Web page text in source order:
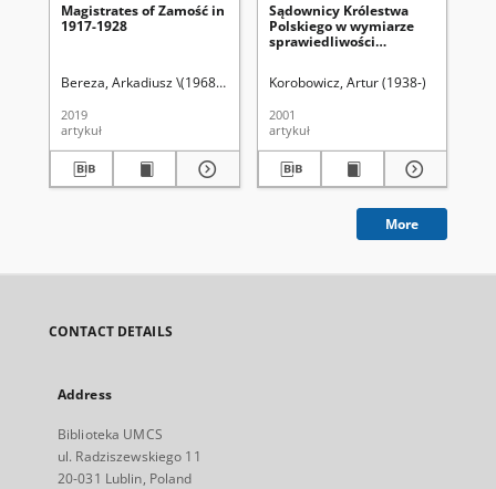
Magistrates of Zamość in
1917-1928
Bereza, Arkadiusz \(1968- ) Latawiec, Krzysztof. Red. Uniwersytet
2019
artykuł
Sądownicy Królestwa
Polskiego w wymiarze
sprawiedliwości
niepodległości (1917-
Korobowicz, Artur (1938-)
2001
artykuł
More
CONTACT DETAILS
Address
Biblioteka UMCS
ul. Radziszewskiego 11
20-031 Lublin, Poland